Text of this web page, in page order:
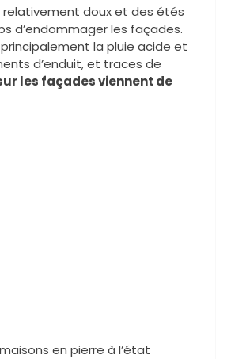
relativement doux et des étés
d’endommager les façades.
la pluie acide et
d’enduit, et traces de
les façades viennent de
en pierre à l’état